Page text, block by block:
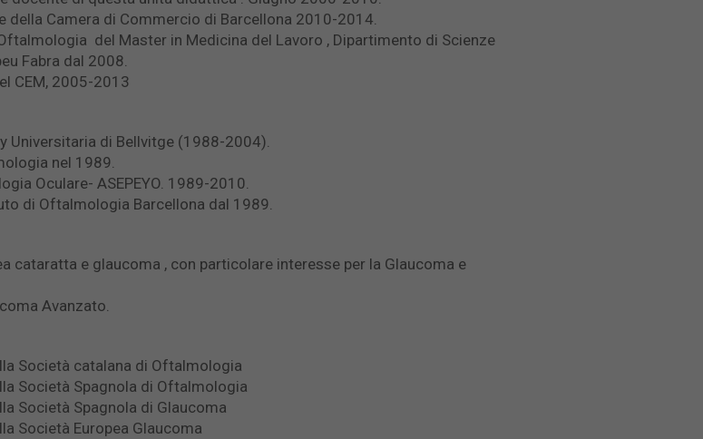
della Camera di Commercio di Barcellona 2010-2014.
del Master in Medicina del Lavoro , Dipartimento di Scienze
Fabra dal 2008.
CEM, 2005-2013
Universitaria di Bellvitge (1988-2004).
nel 1989.
Oculare- ASEPEYO. 1989-2010.
di Oftalmologia Barcellona dal 1989.
cataratta e glaucoma , con particolare interesse per la Glaucoma e
Avanzato.
Società catalana di Oftalmologia
Società Spagnola di Oftalmologia
Società Spagnola di Glaucoma
Società Europea Glaucoma